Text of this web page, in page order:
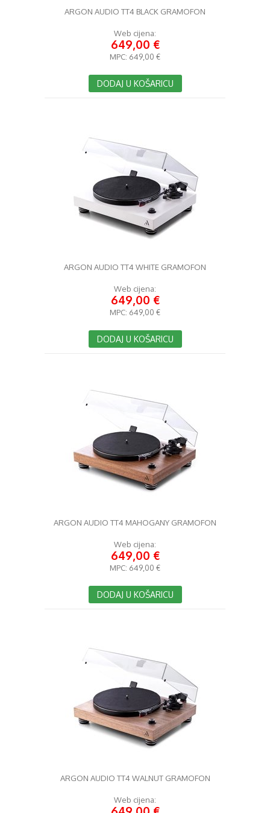
ARGON AUDIO TT4 BLACK GRAMOFON
Web cijena:
649,00 €
MPC: 649,00 €
DODAJ U KOŠARICU
ARGON AUDIO TT4 WHITE GRAMOFON
Web cijena:
649,00 €
MPC: 649,00 €
DODAJ U KOŠARICU
ARGON AUDIO TT4 MAHOGANY GRAMOFON
Web cijena:
649,00 €
MPC: 649,00 €
DODAJ U KOŠARICU
ARGON AUDIO TT4 WALNUT GRAMOFON
Web cijena: